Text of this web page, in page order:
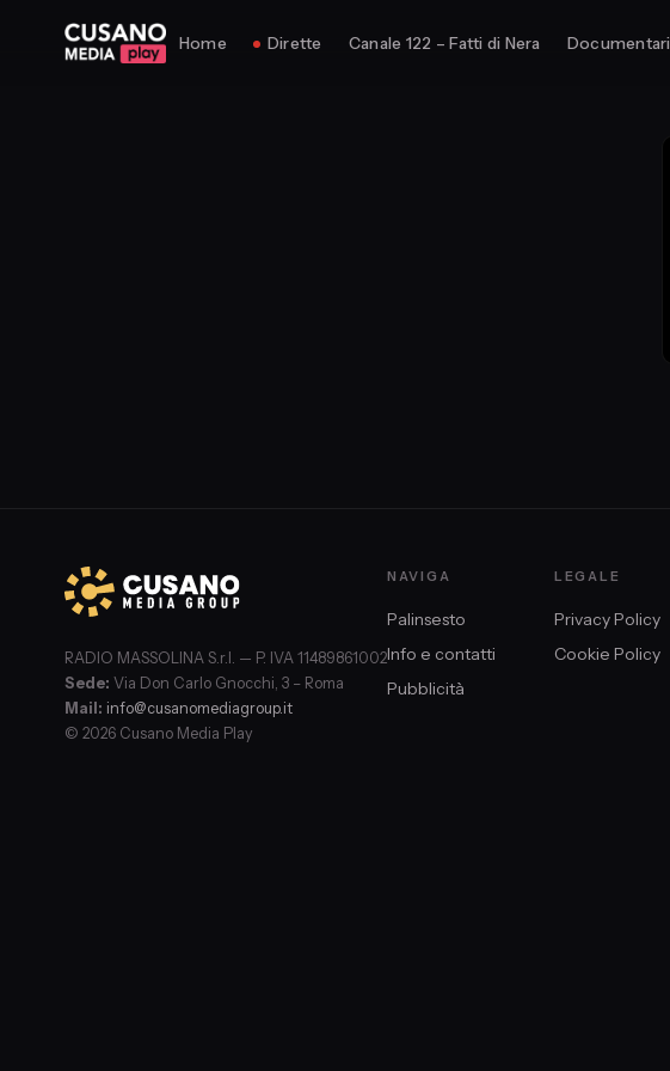
Home Dirette Canale 122 – Fatti di Nera Documentari
RADIO MASSOLINA S.r.l. — P. IVA 11489861002
Sede: Via Don Carlo Gnocchi, 3 – Roma
Mail: info@cusanomediagroup.it
© 2026 Cusano Media Play
NAVIGA
Palinsesto
Info e contatti
Pubblicità
LEGALE
Privacy Policy
Cookie Policy